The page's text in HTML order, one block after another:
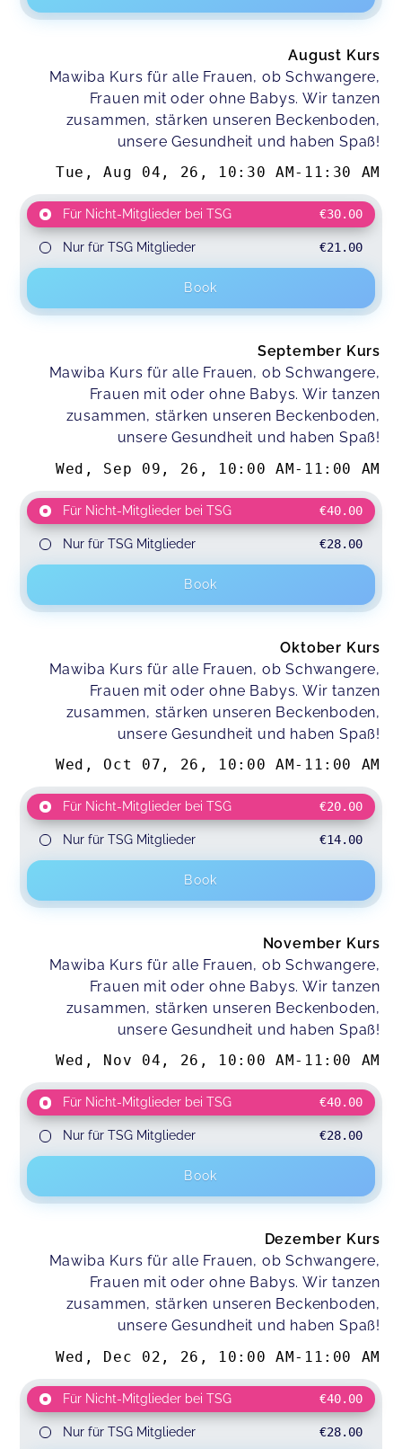
August Kurs
Mawiba Kurs für alle Frauen, ob Schwangere,
Frauen mit oder ohne Babys. Wir tanzen
zusammen, stärken unseren Beckenboden,
unsere Gesundheit und haben Spaß!
Tue, Aug 04, 26 , 10:30 AM - 11:30 AM
Für Nicht-Mitglieder bei TSG €30.00
Nur für TSG Mitglieder €21.00
Book
September Kurs
Mawiba Kurs für alle Frauen, ob Schwangere,
Frauen mit oder ohne Babys. Wir tanzen
zusammen, stärken unseren Beckenboden,
unsere Gesundheit und haben Spaß!
Wed, Sep 09, 26 , 10:00 AM- 11:00 AM
Für Nicht-Mitglieder bei TSG €40.00
Nur für TSG Mitglieder €28.00
Book
Oktober Kurs
Mawiba Kurs für alle Frauen, ob Schwangere,
Frauen mit oder ohne Babys. Wir tanzen
zusammen, stärken unseren Beckenboden,
unsere Gesundheit und haben Spaß!
Wed, Oct 07, 26 , 10:00 AM- 11:00 AM
Für Nicht-Mitglieder bei TSG €20.00
Nur für TSG Mitglieder €14.00
Book
November Kurs
Mawiba Kurs für alle Frauen, ob Schwangere,
Frauen mit oder ohne Babys. Wir tanzen
zusammen, stärken unseren Beckenboden,
unsere Gesundheit und haben Spaß!
Wed, Nov 04, 26 , 10:00 AM - 11:00 AM
Für Nicht-Mitglieder bei TSG €40.00
Nur für TSG Mitglieder €28.00
Book
Dezember Kurs
Mawiba Kurs für alle Frauen, ob Schwangere,
Frauen mit oder ohne Babys. Wir tanzen
zusammen, stärken unseren Beckenboden,
unsere Gesundheit und haben Spaß!
Wed, Dec 02, 26 , 10:00 AM- 11:00 AM
Für Nicht-Mitglieder bei TSG €40.00
Nur für TSG Mitglieder €28.00